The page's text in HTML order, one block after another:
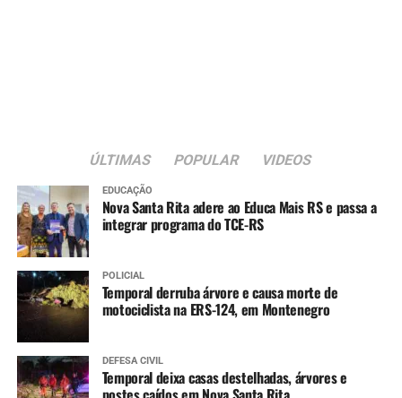
ÚLTIMAS POPULAR VIDEOS
EDUCAÇÃO
Nova Santa Rita adere ao Educa Mais RS e passa a
integrar programa do TCE-RS
POLICIAL
Temporal derruba árvore e causa morte de
motociclista na ERS-124, em Montenegro
DEFESA CIVIL
Temporal deixa casas destelhadas, árvores e